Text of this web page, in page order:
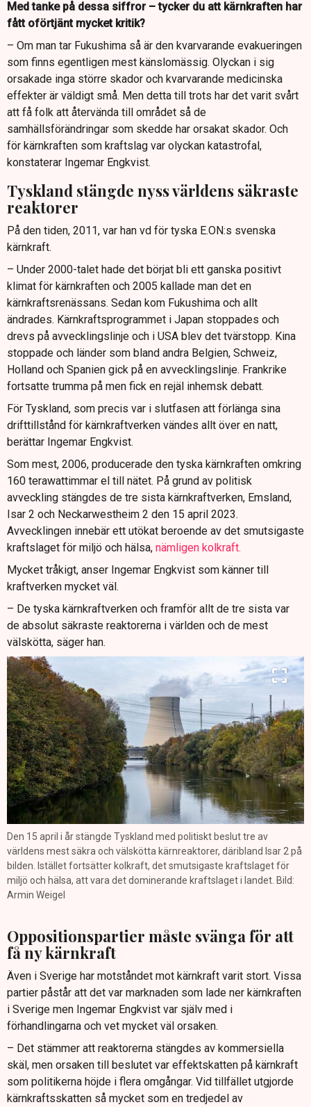
Med tanke på dessa siffror – tycker du att kärnkraften har
fått oförtjänt mycket kritik?
– Om man tar Fukushima så är den kvarvarande evakueringen
som finns egentligen mest känslomässig. Olyckan i sig
orsakade inga större skador och kvarvarande medicinska
effekter är väldigt små. Men detta till trots har det varit svårt
att få folk att återvända till området så de
samhällsförändringar som skedde har orsakat skador. Och
för kärnkraften som kraftslag var olyckan katastrofal,
konstaterar Ingemar Engkvist.
Tyskland stängde nyss världens säkraste
reaktorer
På den tiden, 2011, var han vd för tyska E.ON:s svenska
kärnkraft.
– Under 2000-talet hade det börjat bli ett ganska positivt
klimat för kärnkraften och 2005 kallade man det en
kärnkraftsrenässans. Sedan kom Fukushima och allt
ändrades. Kärnkraftsprogrammet i Japan stoppades och
drevs på avvecklingslinje och i USA blev det tvärstopp. Kina
stoppade och länder som bland andra Belgien, Schweiz,
Holland och Spanien gick på en avvecklingslinje. Frankrike
fortsatte trumma på men fick en rejäl inhemsk debatt.
För Tyskland, som precis var i slutfasen att förlänga sina
drifttillstånd för kärnkraftverken vändes allt över en natt,
berättar Ingemar Engkvist.
Som mest, 2006, producerade den tyska kärnkraften omkring
160 terawattimmar el till nätet. På grund av politisk
avveckling stängdes de tre sista kärnkraftverken, Emsland,
Isar 2 och Neckarwestheim 2 den 15 april 2023.
Avvecklingen innebär ett utökat beroende av det smutsigaste
kraftslaget för miljö och hälsa, nämligen kolkraft.
Mycket tråkigt, anser Ingemar Engkvist som känner till
kraftverken mycket väl.
– De tyska kärnkraftverken och framför allt de tre sista var
de absolut säkraste reaktorerna i världen och de mest
välskötta, säger han.
Den 15 april i år stängde Tyskland med politiskt beslut tre av
världens mest säkra och välskötta kärnreaktorer, däribland Isar 2 på
bilden. Istället fortsätter kolkraft, det smutsigaste kraftslaget för
miljö och hälsa, att vara det dominerande kraftslaget i landet. Bild:
Armin Weigel
Oppositionspartier måste svänga för att
få ny kärnkraft
Även i Sverige har motståndet mot kärnkraft varit stort. Vissa
partier påstår att det var marknaden som lade ner kärnkraften
i Sverige men Ingemar Engkvist var själv med i
förhandlingarna och vet mycket väl orsaken.
– Det stämmer att reaktorerna stängdes av kommersiella
skäl, men orsaken till beslutet var effektskatten på kärnkraft
som politikerna höjde i flera omgångar. Vid tillfället utgjorde
kärnkraftsskatten så mycket som en tredjedel av